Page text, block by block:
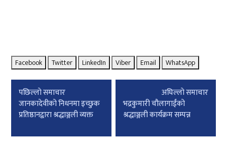
Facebook Twitter LinkedIn Viber Email WhatsApp
Post
navigation
पछिल्लाे समाचार
जानकादेवीको निधनमा इच्छुक
प्रतिष्ठानद्वारा श्रद्धाञ्जली व्यक्त
अघिल्लाे समाचार
भद्रकुमारी चौलागाईंको
श्रद्धाञ्जली कार्यक्रम सम्पन्न